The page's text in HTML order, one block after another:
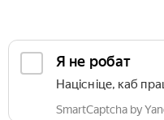
Я не робат
Націсніце, каб
SmartCaptcha by